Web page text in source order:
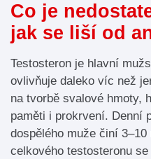
Co je
jak se liší od
Testosteron je hlavní
ovlivňuje daleko víc než
na tvorbě svalové hmoty,
paměti i prokrvení. Denní
dospělého muže činí
celkového testosteronu